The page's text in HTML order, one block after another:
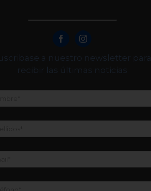
a nuestro newsletter para
recibir las últimas noticias
*
*
*
*